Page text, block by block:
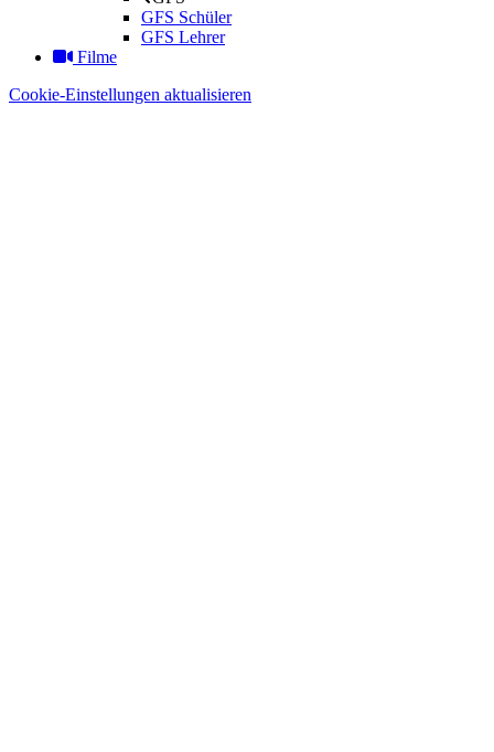
GFS Schüler
GFS Lehrer
Filme
Cookie-Einstellungen aktualisieren